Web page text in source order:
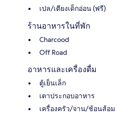
เปล/เตียงเด็กอ่อน (ฟรี)
ร้านอาหารในที่พัก
Charcood
Off Road
อาหารและเครื่องดื่ม
ตู้เย็นเล็ก
เตาประกอบอาหาร
เครื่องครัว/จาน/ช้อนส้อม